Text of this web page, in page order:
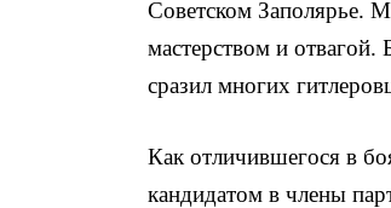
Советском Заполярье.
мастерством и
сразил многих
Как отличившегося в
кандидатом в члены